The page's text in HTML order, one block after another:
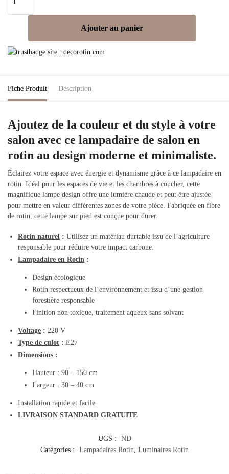
Ajouter au panier
Fiche Produit Description
Ajoutez de la couleur et du style à votre
salon avec ce lampadaire de salon en
rotin au design moderne et minimaliste.
Éclairez votre espace avec énergie et dynamisme grâce à ce lampadaire en
rotin. Idéal pour les espaces de vie et les chambres à coucher, cette
magnifique lampe design offre une lumière chaude et peut être ajustée
pour mettre en valeur différentes zones de votre pièce. Fabriquée en fibre
de rotin, cette lampe sur pied est conçue pour durer.
Rotin naturel : Utilisez un matériau durtable issu de l’agriculture
responsable pour réduire votre impact carbone.
Lampadaire en Rotin :
Design écologique
Rotin respectueux de l’environnement et issu d’une gestion
forestière responsable
Finition non toxique, traitement aqueux sans solvant
Voltage : 220 V
Type de culot : E27
Dimensions :
Hauteur : 90 – 150 cm
Largeur : 30 – 40 cm
Installation rapide et facile
LIVRAISON STANDARD GRATUITE
UGS :
ND
Catégories :
Lampadaires Rotin, Luminaires Rotin